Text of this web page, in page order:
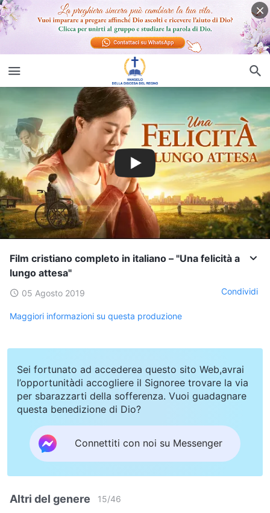
Film cristiano completo in italiano – "Una felicità a
lungo attesa"
05 Agosto 2019 Condividi
Maggiori informazioni su questa produzione
Sei fortunato ad accederea questo sito Web,avrai
l’opportunitàdi accogliere il Signoree trovare la via
per sbarazzarti della sofferenza. Vuoi guadagnare
questa benedizione di Dio?
Connettiti con noi su Messenger
Altri del genere 15/46